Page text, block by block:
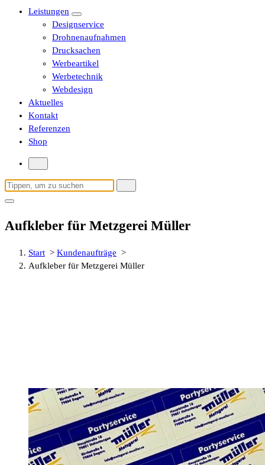
Leistungen
Designservice
Drohnenaufnahmen
Drucksachen
Werbeartikel
Werbetechnik
Webdesign
Aktuelles
Kontakt
Referenzen
Shop
Suchen
nach:
Aufkleber für Metzgerei Müller
Start > Kundenaufträge >
Aufkleber für Metzgerei Müller